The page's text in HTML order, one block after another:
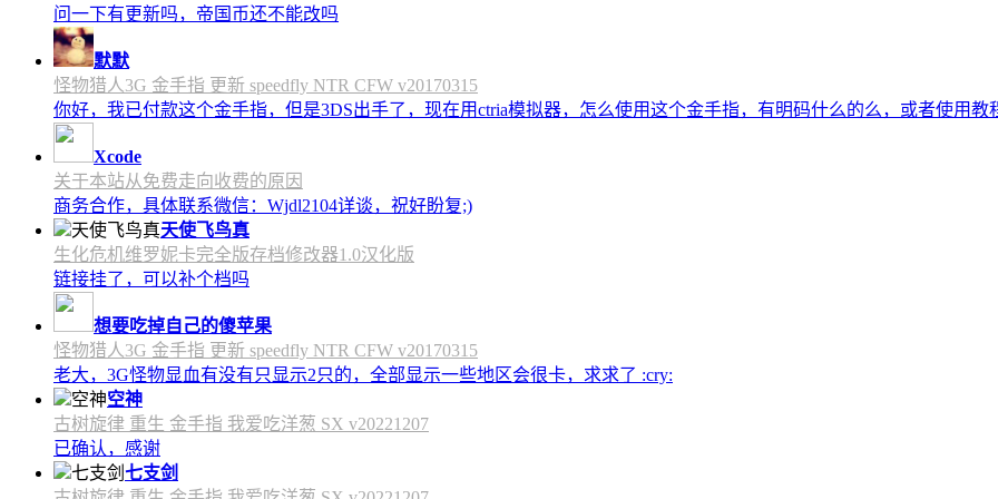
问一下有更新吗，帝国币还不能改吗
默默
怪物猎人3G 金手指 更新 speedfly NTR CFW v20170315
你好，我已付款这个金手指，但是3DS出手了，现在用ctria模拟器，怎么使用这个金手指，有明码什么的么，或者使用教
Xcode
关于本站从免费走向收费的原因
商务合作，具体联系微信：Wjdl2104详谈，祝好盼复;)
天使飞鸟真
生化危机维罗妮卡完全版存档修改器1.0汉化版
链接挂了，可以补个档吗
想要吃掉自己的傻苹果
怪物猎人3G 金手指 更新 speedfly NTR CFW v20170315
老大，3G怪物显血有没有只显示2只的，全部显示一些地区会很卡，求求了 :cry:
空神
古树旋律 重生 金手指 我爱吃洋葱 SX v20221207
已确认，感谢
七支剑